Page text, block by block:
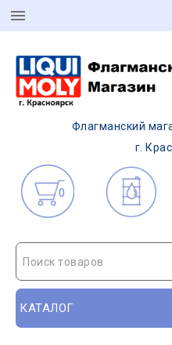
Флагманский
г.
0
Поиск товаров
КАТАЛОГ